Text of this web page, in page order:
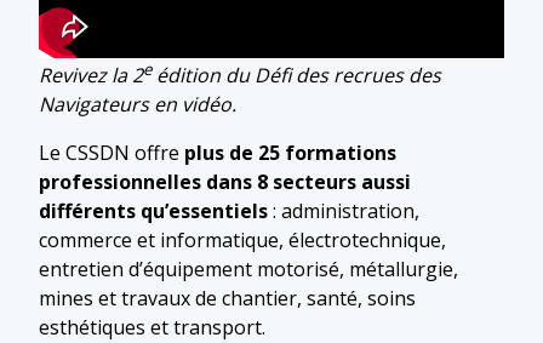
Revivez la 2eédition du Défi des recrues des
Navigateurs en vidéo.
Le CSSDN offre plus de 25 formations
professionnelles dans 8 secteurs aussi
différents qu’essentiels: administration,
commerce et informatique, électrotechnique,
entretien d’équipement motorisé, métallurgie,
mines et travaux de chantier, santé, soins
esthétiques et transport.